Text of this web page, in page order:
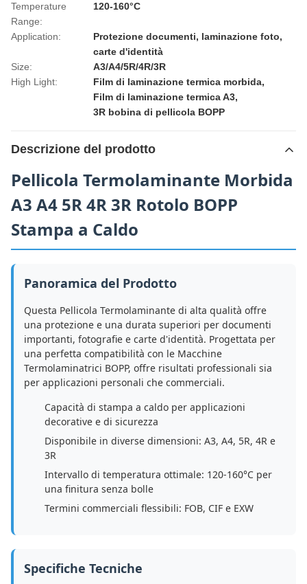
Temperature
Range:
120-160°C
Application:
Protezione documenti, laminazione foto,
carte d'identità
Size:
A3/A4/5R/4R/3R
High Light:
Film di laminazione termica morbida,
Film di laminazione termica A3,
3R bobina di pellicola BOPP
Descrizione del prodotto
Pellicola Termolaminante Morbida
A3 A4 5R 4R 3R Rotolo BOPP
Stampa a Caldo
Panoramica del Prodotto
Questa Pellicola Termolaminante di alta qualità offre
una protezione e una durata superiori per documenti
importanti, fotografie e carte d'identità. Progettata per
una perfetta compatibilità con le Macchine
Termolaminatrici BOPP, offre risultati professionali sia
per applicazioni personali che commerciali.
Capacità di stampa a caldo per applicazioni
decorative e di sicurezza
Disponibile in diverse dimensioni: A3, A4, 5R, 4R e
3R
Intervallo di temperatura ottimale: 120-160°C per
una finitura senza bolle
Termini commerciali flessibili: FOB, CIF e EXW
Specifiche Tecniche